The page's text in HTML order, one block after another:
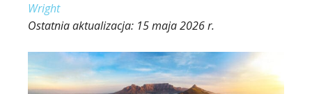
Wright
Ostatnia aktualizacja: 15 maja 2026 r.